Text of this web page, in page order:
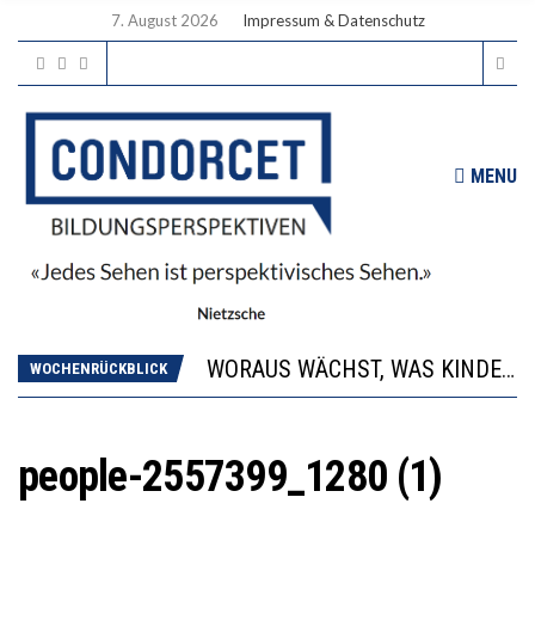
7. August 2026 Impressum & Datenschutz
MENU
WOCHENRÜCKBLICK
WORAUS WÄCHST, WAS KINDER TRÄGT
“WIR BEOBACHTEN EINEN REGELRECHTEN STURZFLUG BEI DEN LERNLEISTUNGEN”
people-2557399_1280 (1)